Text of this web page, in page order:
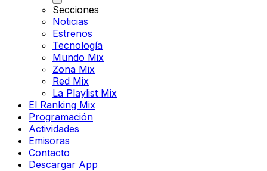
Secciones
Noticias
Estrenos
Tecnología
Mundo Mix
Zona Mix
Red Mix
La Playlist Mix
El Ranking Mix
Programación
Actividades
Emisoras
Contacto
Descargar App